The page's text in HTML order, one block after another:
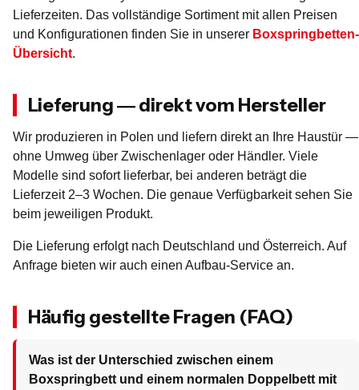
Lieferzeiten. Das vollständige Sortiment mit allen Preisen
und Konfigurationen finden Sie in unserer Boxspringbetten-
Übersicht.
Lieferung — direkt vom Hersteller
Wir produzieren in Polen und liefern direkt an Ihre Haustür —
ohne Umweg über Zwischenlager oder Händler. Viele
Modelle sind sofort lieferbar, bei anderen beträgt die
Lieferzeit 2–3 Wochen. Die genaue Verfügbarkeit sehen Sie
beim jeweiligen Produkt.
Die Lieferung erfolgt nach Deutschland und Österreich. Auf
Anfrage bieten wir auch einen Aufbau-Service an.
Häufig gestellte Fragen (FAQ)
Was ist der Unterschied zwischen einem
Boxspringbett und einem normalen Doppelbett mit